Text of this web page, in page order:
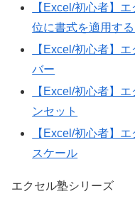
【Excel/初心者】
位に書式を適用す
【Excel/初心者】
バー
【Excel/初心者】
ンセット
【Excel/初心者】
スケール
エクセル塾シリーズ